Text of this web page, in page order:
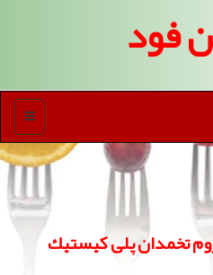
فود
منو
تخمدان پلی كیستیك